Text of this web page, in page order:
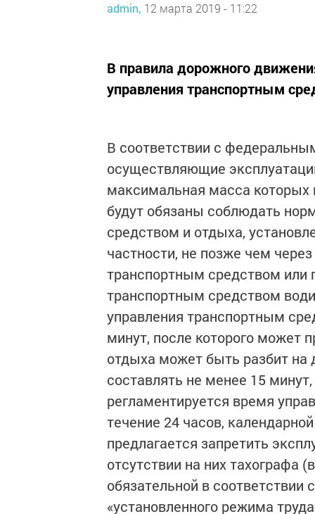
admin, 12 марта 2019 - 11:22
В правила дорожного
управления транспортным
В соответствии с
осуществляющие
максимальная масса которых
будут обязаны соблюдать
средством и отдыха,
частности, не позже чем
транспортным средством или
транспортным средством
управления транспортным
минут, после которого может
отдыха может быть разбит на
составлять не менее 15
регламентируется время
течение 24 часов,
предлагается запретить
отсутствии на них тахографа
обязательной в
«установленного режима